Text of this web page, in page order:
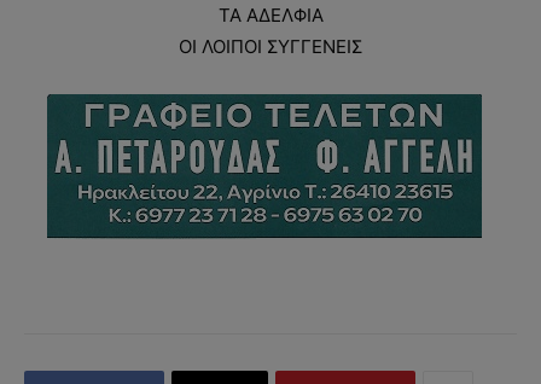
ΤΑ ΑΔΕΛΦΙΑ
ΟΙ ΛΟΙΠΟΙ ΣΥΓΓΕΝΕΙΣ